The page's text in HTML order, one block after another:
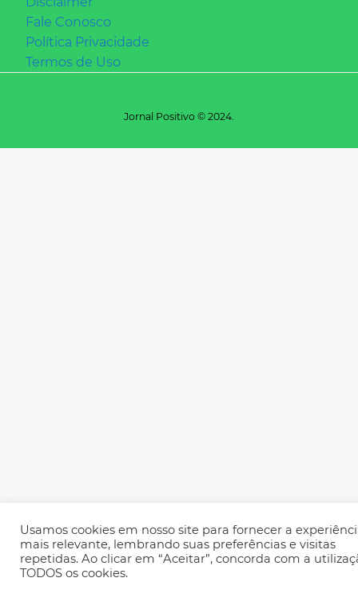
Fale Conosco
Política Privacidade
Termos de Uso
Jornal Positivo © 2024.
Usamos cookies em nosso site para fornecer a
mais relevante, lembrando suas preferências e visitas
repetidas. Ao clicar em “Aceitar”, concorda com a
TODOS os cookies.